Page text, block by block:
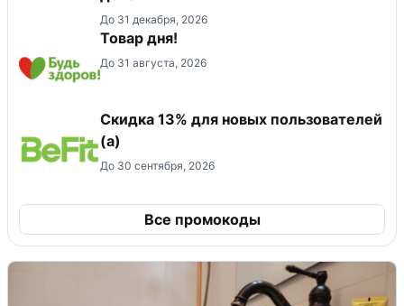
До 31 декабря, 2026
Товар дня!
До 31 августа, 2026
Скидка 13% для новых пользователей
(а)
До 30 сентября, 2026
Все промокоды